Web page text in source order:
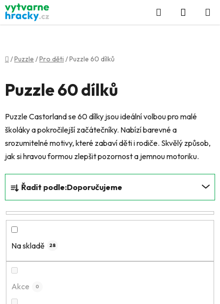
Přejít
na
obsah
Hledat
KOŠÍK
Domů
/Puzzle /Pro děti /Puzzle 60 dílků
Puzzle 60 dílků
Puzzle Castorland se 60 dílky jsou ideální volbou pro malé
školáky a pokročilejší začátečníky. Nabízí barevné a
srozumitelné motivy, které zabaví děti i rodiče. Skvělý způsob,
jak si hravou formou zlepšit pozornost a jemnou motoriku.
a
z
e
Řadit podle:Doporučujeme
Na skladě 28
Akce 0